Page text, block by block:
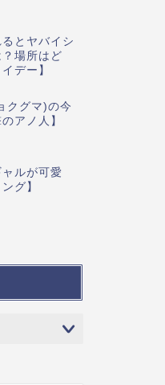
とヤバイシ
場所はど
デー】
クグマ)の今
アノ人】
ルが可愛
グ】